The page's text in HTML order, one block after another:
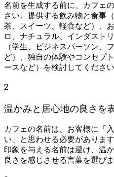
名前を生成する前に、カフェ
さい。提供する飲み物と食事
茶、スイーツ、軽食など）、
ロ、ナチュラル、インダスト
（学生、ビジネスパーソン、
ど）、独自の体験やコンセプ
ースなど）を検討してください
2
温かみと居心地の良さを
カフェの名前は、お客様に「
い」と思わせる必要がありま
印象を与える名前は避け、温
良さを感じさせる言葉を選びま